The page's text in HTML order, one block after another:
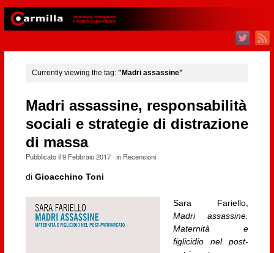
Currently viewing the tag: "Madri assassine"
Madri assassine, responsabilità
sociali e strategie di distrazione
di massa
Pubblicato il9 Febbraio 2017· in Recensioni·
di Gioacchino Toni
Sara Fariello,
Madri assassine.
Maternità e
figlicidio nel post-